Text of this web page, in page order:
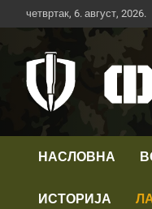
Скип
то
четвртак, 6. август, 2026.
НАСЛОВНА
ИСТОРИЈА